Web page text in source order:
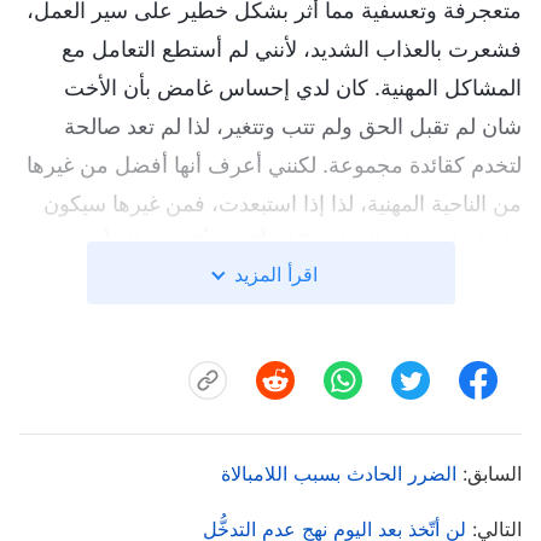
متعجرفة وتعسفية مما أثر بشكل خطير على سير العمل،
فشعرت بالعذاب الشديد، لأنني لم أستطع التعامل مع
المشاكل المهنية. كان لدي إحساس غامض بأن الأخت
شان لم تقبل الحق ولم تتب وتتغير، لذا لم تعد صالحة
لتخدم كقائدة مجموعة. لكنني أعرف أنها أفضل من غيرها
من الناحية المهنية، لذا إذا استبعدت، فمن غيرها سيكون
إبلاغ القادة الأعلى مني، لكنني خشيت أنهم إذا رأوا
ويطردونني. بعد أن تصارعت مع نفسي، قررت أن أشارك
معها ثانية. لذا، ذهبت إلى الأخت شان مرة أخرى. أشرت
إلى غطرستها، وكشفتها لكونها دائمًا تعسفية وتريد أن
تكون صاحبة القرار، وأخبرتها أن هذا هو طريقُ ضدِّ
المسيح. لم تقل كلمة واحدة بعد سماع ما قلته. كان
اقرأ المزيد
السابق: الضرر الحادث بسبب اللامبالاة
التالي: لن أتّخذ بعد اليوم نهج عدم التدخُّل